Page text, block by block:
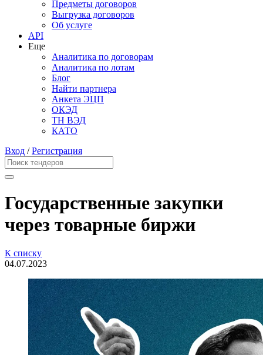
Предметы договоров
Выгрузка договоров
Об услуге
API
Еще
Аналитика по договорам
Аналитика по лотам
Блог
Найти партнера
Анкета ЭЦП
ОКЭД
ТН ВЭД
КАТО
Вход /Регистрация
Государственные закупки
через товарные биржи
К списку
04.07.2023